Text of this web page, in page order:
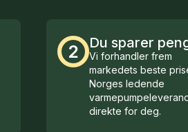
2 Du sparer
Vi forhandler frem
markedets beste
Norges ledende
direkte for deg.